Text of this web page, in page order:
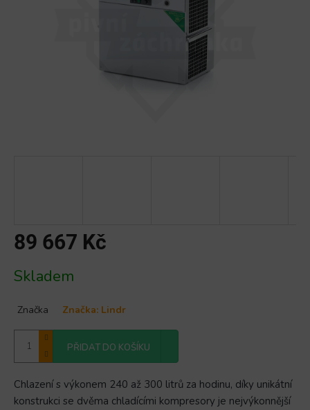
89 667 Kč
cena:
Skladem
Značka Značka: Lindr
PŘIDAT DO KOŠÍKU
Chlazení s výkonem 240 až 300 litrů za hodinu, díky unikátní
konstrukci se dvěma chladícími kompresory je nejvýkonnější